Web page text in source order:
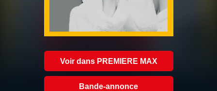
Voir dans PREMIERE MAX
Bande-annonce